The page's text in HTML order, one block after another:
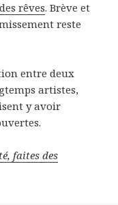
rêves. Brève et
reste
entre deux
artistes,
y avoir
faites des